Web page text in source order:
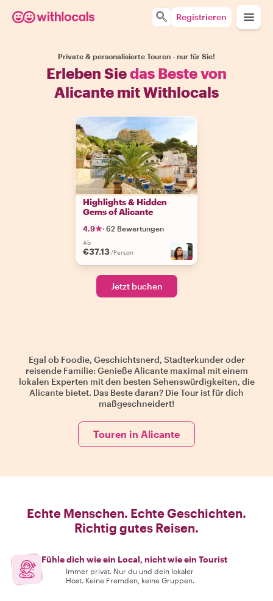
Registrieren
Private & personalisierte Touren - nur für Sie!
Erleben Siedas Beste von
Alicante mit Withlocals
Highlights & Hidden
Gems of Alicante
4.9 · 62 Bewertungen
Ab
€37.13 /Person
Jetzt buchen
Egal ob Foodie, Geschichtsnerd, Stadterkunder oder
reisende Familie: Genieße Alicante maximal mit einem
lokalen Experten mit den besten Sehenswürdigkeiten, die
Alicante bietet. Das Beste daran? Die Tour ist für dich
maßgeschneidert!
Touren in Alicante
Echte Menschen. Echte Geschichten.
Richtig gutes Reisen.
Fühle dich wie ein Local, nicht wie ein Tourist
Immer privat. Nur du und dein lokaler
Host. Keine Fremden, keine Gruppen.